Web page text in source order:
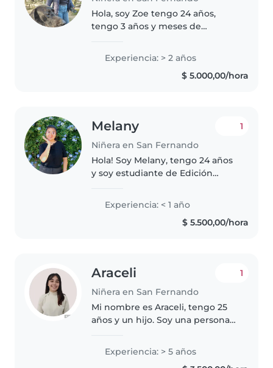
Hola, soy Zoe tengo 24 años,
tengo 3 años y meses de
bebés y niños, empecé cuidando
a un bebé vecino y asi seguí con
otros niños, amo los bebés y
Experiencia: > 2 años
$ 5.000,00/hora
Melany
Niñera en San Fernando
1
Hola! Soy Melany, tengo 24 años
y soy estudiante de Edición
cuidando niños se la debo a mis
hermanos y tambien a un trabajo
de verano cuidando una niña,..
Experiencia: < 1 año
$ 5.500,00/hora
Araceli
Niñera en San Fernando
1
Mi nombre es Araceli, tengo 25
años y un hijo. Soy una persona
paciencia. Me gusta compartir
tiempo con niños, jugar,
Experiencia: > 5 años